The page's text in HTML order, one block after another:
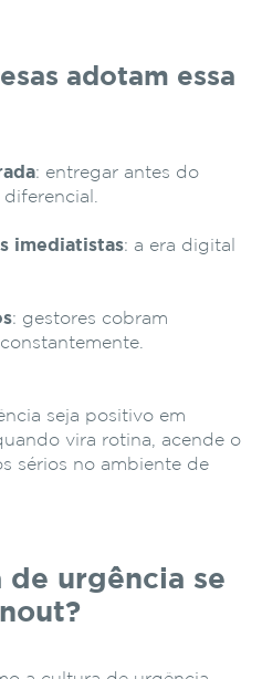
adotam essa
: entregar antes do
imediatistas: a era digital
: gestores cobram
seja positivo em
vira rotina, acende o
sérios no ambiente de
de urgência se